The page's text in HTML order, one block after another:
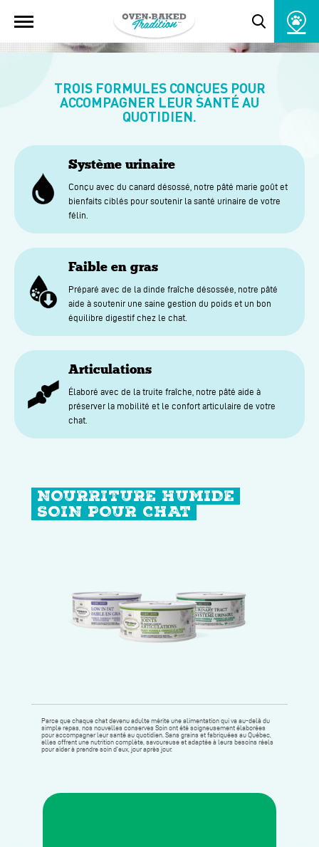
la
navigation
Toggle
search
SOIN POUR CHAT
TROIS FORMULES CONÇUES POUR
ACCOMPAGNER LEUR SANTÉ AU
QUOTIDIEN.
Système urinaire
Conçu avec du canard désossé, notre pâté marie goût et
bienfaits ciblés pour soutenir la santé urinaire de votre
félin.
Faible en gras
Préparé avec de la dinde fraîche désossée, notre pâté
aide à soutenir une saine gestion du poids et un bon
équilibre digestif chez le chat.
Articulations
Élaboré avec de la truite fraîche, notre pâté aide à
préserver la mobilité et le confort articulaire de votre
chat.
NOURRITURE HUMIDE
SOIN POUR CHAT
Parce que chaque chat devenu adulte mérite une alimentation qui va au-delà du
simple repas, nos nouvelles conserves Soin ont été soigneusement élaborées
pour accompagner leur santé au quotidien. Sans grains et fabriquées au Québec,
elles offrent une nutrition complète, savoureuse et adaptée à leurs besoins réels
pour aider à prendre soin d’eux, jour après jour.